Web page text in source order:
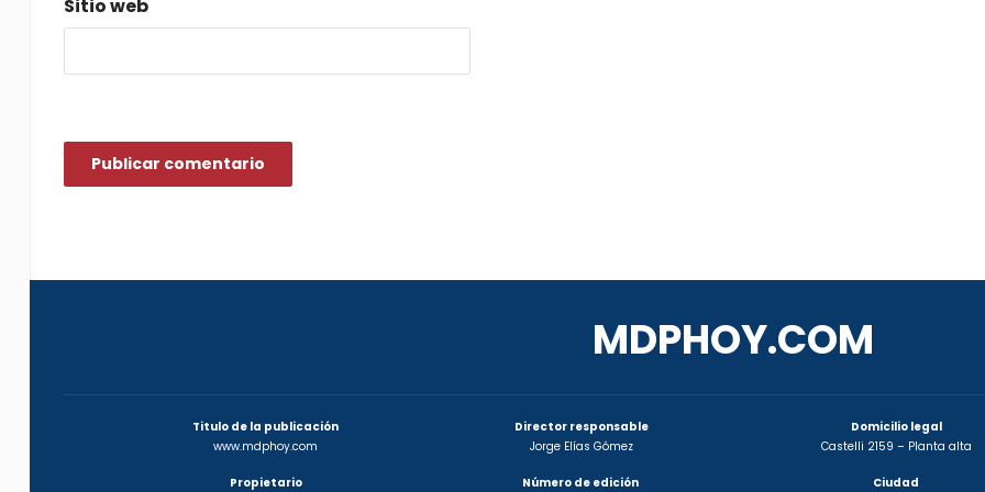
Sitio web
MDPHOY.COM
Titulo de la publicación
www.mdphoy.com
Propietario
Director responsable
Jorge Elías Gómez
Número de edición
Domicilio legal
Castelli 2159 – Planta alta
Ciudad